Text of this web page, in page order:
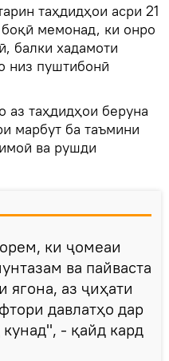
таҳдидҳои асри 21
мемонад, ки онро
балки хадамоти
низ пуштибонӣ
аз таҳдидҳои беруна
марбут ба таъмини
ва рушди
ки ҷомеаи
ва пайваста
ягона, аз ҷиҳати
давлатҳо дар
- қайд кард